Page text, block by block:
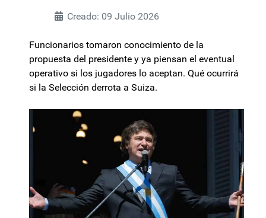
Creado: 09 Julio 2026
Funcionarios tomaron conocimiento de la
propuesta del presidente y ya piensan el eventual
operativo si los jugadores lo aceptan. Qué ocurrirá
si la Selección derrota a Suiza.